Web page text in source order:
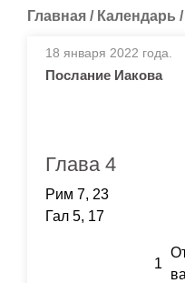
Главная / Календарь /
18 января 2022 года.
Послание Иакова
Глава 4
Рим 7, 23
Гал 5, 17
1